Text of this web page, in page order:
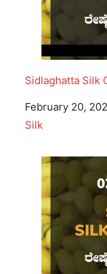
Sidlaghatta Silk
Date
February 20,
In relation to
Silk